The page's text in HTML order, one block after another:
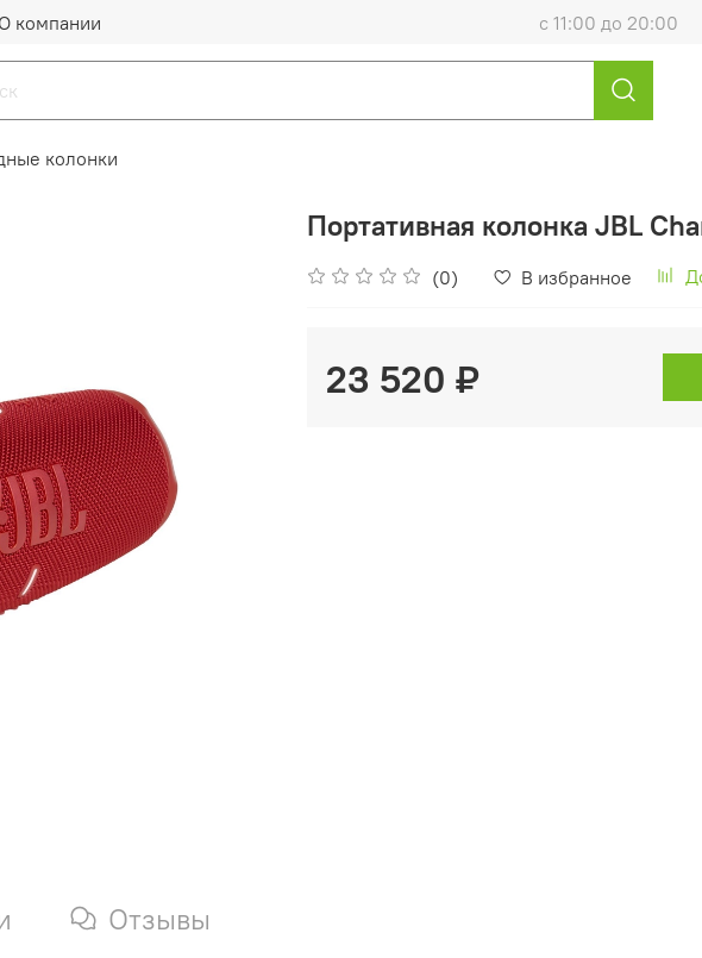
О компании с 11:00 до 20:00
колонки
Портативная колонка JBL
(0) В избранное
23 520 ₽
Отзывы